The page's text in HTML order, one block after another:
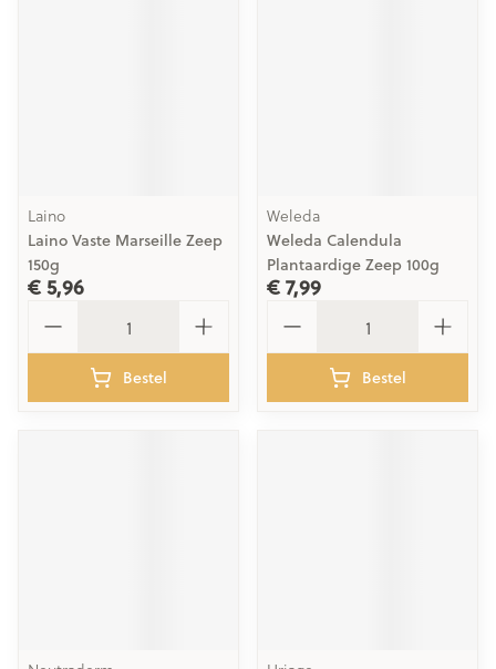
Laino
Laino Vaste Marseille Zeep
150g
€ 5,96
Bestel
Weleda
Weleda Calendula
Plantaardige Zeep 100g
€ 7,99
Bestel